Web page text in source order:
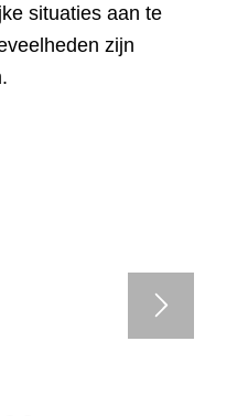
situaties aan te
zijn